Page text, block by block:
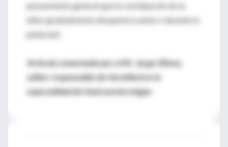
pensamiento general que la constipación de la
niñez gradualmente desaparece antes o durante la
pubertad.
Artículo comentado por el Dr. Jorge Olmos,
editor responsable de IntraMed en la
especialidad de Gastroenterología.